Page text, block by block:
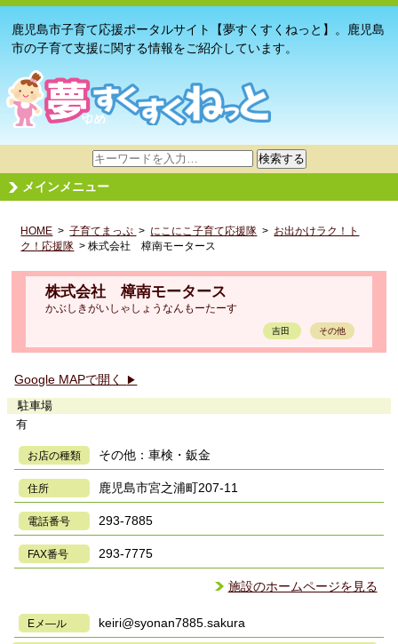
鹿児島市子育て応援ポータルサイト【夢すくすくねっと】。鹿児島
市の子育て支援に関する情報をご紹介しています。
サ
イ
ト
検
索
検索する
メインメニュー
HOME >子育てまっぷ > にこにこ子育て応援隊 > お出かけラク！ト
ク！応援隊 > 株式会社 樟南モータース
株式会社 樟南モータース
かぶしきがいしゃしょうなんもーたーす
吉田 その他
Google MAPで開く ▶
駐車場
有
お店の種類 その他：車検・鈑金
住所 鹿児島市宮之浦町207-11
電話番号 293-7885
FAX番号 293-7775
施設のホームページを見る
Eメ―ル keiri@syonan7885.sakura